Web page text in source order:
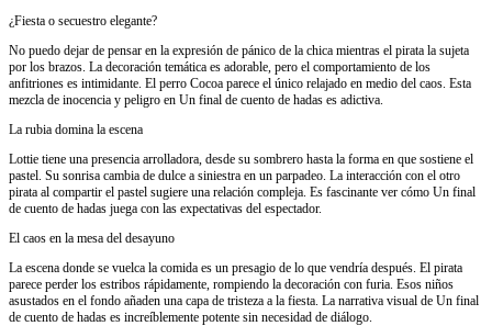
¿Fiesta o secuestro elegante?
No puedo dejar de pensar en la expresión de pánico de la chica mientras el pirata la sujeta
por los brazos. La decoración temática es adorable, pero el comportamiento de los
anfitriones es intimidante. El perro Cocoa parece el único relajado en medio del caos. Esta
mezcla de inocencia y peligro en Un final de cuento de hadas es adictiva.
La rubia domina la escena
Lottie tiene una presencia arrolladora, desde su sombrero hasta la forma en que sostiene el
pastel. Su sonrisa cambia de dulce a siniestra en un parpadeo. La interacción con el otro
pirata al compartir el pastel sugiere una relación compleja. Es fascinante ver cómo Un final
de cuento de hadas juega con las expectativas del espectador.
El caos en la mesa del desayuno
La escena donde se vuelca la comida es un presagio de lo que vendría después. El pirata
parece perder los estribos rápidamente, rompiendo la decoración con furia. Esos niños
asustados en el fondo añaden una capa de tristeza a la fiesta. La narrativa visual de Un final
de cuento de hadas es increíblemente potente sin necesidad de diálogo.